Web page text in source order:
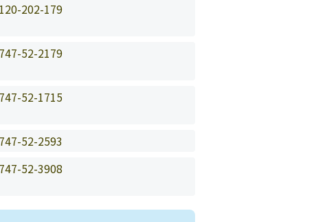
202-179
52-2179
52-1715
52-2593
52-3908